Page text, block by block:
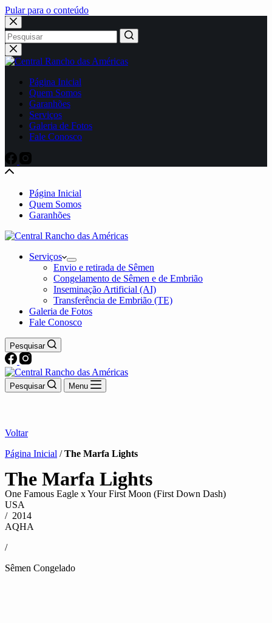
Pular para o conteúdo
No
results
Página Inicial
Quem Somos
Garanhões
Serviços
Galeria de Fotos
Fale Conosco
Página Inicial
Quem Somos
Garanhões
Serviços
Envio e retirada de Sêmen
Congelamento de Sêmen e de Embrião
Inseminação Artificial (AI)
Transferência de Embrião (TE)
Galeria de Fotos
Fale Conosco
Pesquisar
Pesquisar Menu
Voltar
Página Inicial /The Marfa Lights
The Marfa Lights
One Famous Eagle x Your First Moon (First Down Dash)
USA
/ 2014
AQHA
/
Sêmen Congelado